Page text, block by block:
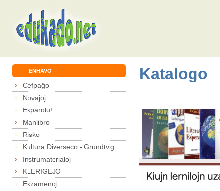
ENHAVO
Ĉefpaĝo
Novaĵoj
Ekparolu!
Manlibro
Risko
Kultura Diverseco - Grundtvig
Instrumaterialoj
KLERIGEJO
Ekzamenoj
Katalogo